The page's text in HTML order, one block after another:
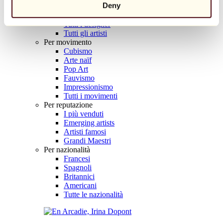
Deny
Tutti i fotografi
Tutti i disegnatori
Tutti i designer
Tutti gli artisti
Per movimento
Cubismo
Arte naïf
Pop Art
Fauvismo
Impressionismo
Tutti i movimenti
Per reputazione
I più venduti
Emerging artists
Artisti famosi
Grandi Maestri
Per nazionalità
Francesi
Spagnoli
Britannici
Americani
Tutte le nazionalità